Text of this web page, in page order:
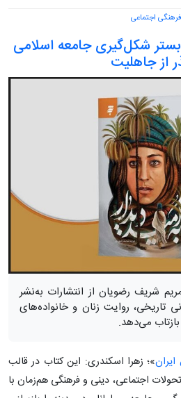
اجتماعی
شکل‌گیری جامعه اسلامی
از جاهلیت
شریف رضویان از انتشارات به‌نشر
تاریخی، روایت زنان و خانواده‌های
می‌دهد.
»؛ زهرا اسکندری: این کتاب در قالب
اجتماعی، دینی و فرهنگی هم‌زمان با